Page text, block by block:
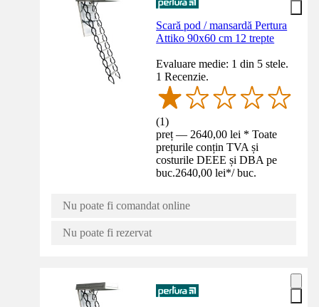
Scară pod / mansardă Pertura
Attiko 90x60 cm 12 trepte
Evaluare medie: 1 din 5 stele.
1 Recenzie.
(1)
preț — 2640,00 lei * Toate
prețurile conțin TVA și
costurile DEEE și DBA pe
buc.2640,00 lei*/ buc.
Nu poate fi comandat online
Nu poate fi rezervat